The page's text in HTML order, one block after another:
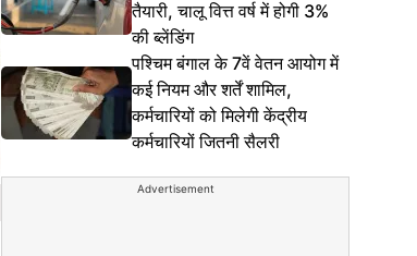
तैयारी, चालू वित्त वर्ष में होगी 3%
की ब्लेंडिंग
पश्चिम बंगाल के 7वें वेतन आयोग में
कई नियम और शर्तें शामिल,
कर्मचारियों को मिलेगी केंद्रीय
कर्मचारियों जितनी सैलरी
Advertisement